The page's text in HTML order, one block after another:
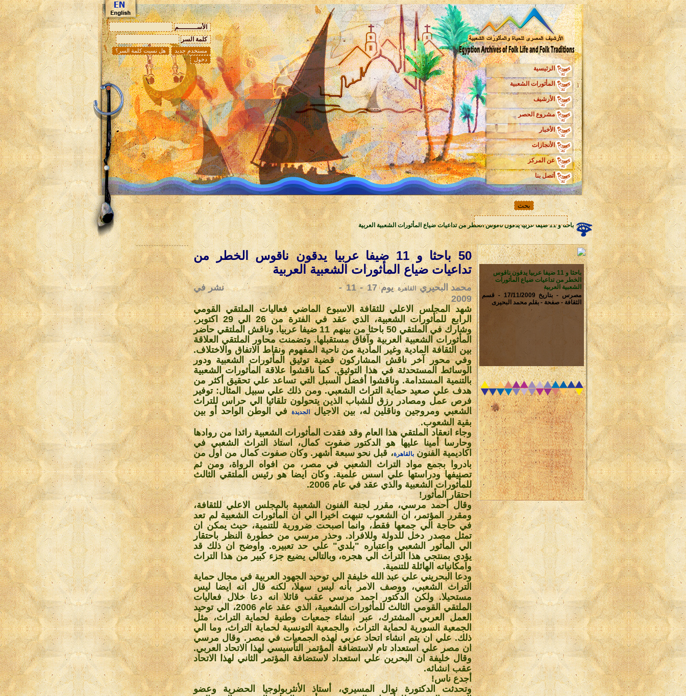
الأســـــــــم
كلمة السر
الرئيسية
المأثورات الشعبية
الأرشيف
مشروع الحصر
الأخبار
الأنجازات
عن المركز
أتصل بنا
باحثا و 11 ضيفا عربيا يدقون ناقوس الخطر من تداعيات ضياع المأثورات الشعبية العربية
باحثا و 11 ضيفا عربيا يدقون ناقوس
الخطر من تداعيات ضياع المأثورات
الشعبية العربية
مصرس - بتاريخ 17/11/2009 - قسم
الثقافة - صفحة - بقلم محمد البحيرى
50 باحثا و 11 ضيفا عربيا يدقون ناقوس الخطر من
تداعيات ضياع المأثورات الشعبية العربية
محمد البحيري نشر في القاهرة
يوم 17 - 11 -
2009
شهد المجلس الاعلي للثقافة الاسبوع الماضي فعاليات الملتقي القومي
الرابع للمأثورات الشعبية، الذي عقد في الفترة من 26 الي 29 اكتوبر.
وشارك في الملتقي 50 باحثا من بينهم 11 ضيفا عربيا. وناقش الملتقي حاضر
المأثورات الشعبية العربية وآفاق مستقبلها. وتضمنت محاور الملتقي العلاقة
بين الثقافة المادية وغير المادية من ناحية المفهوم ونقاط الاتفاق والاختلاف.
وفي محور آخر ناقش المشاركون قضية توثيق المأثورات الشعبية ودور
الوسائط المستحدثة في هذا التوثيق. كما ناقشوا علاقة المأثورات الشعبية
بالتنمية المستدامة. وناقشوا أفضل السبل التي تساعد علي تحقيق أكثر من
هدف علي صعيد حماية التراث الشعبي. ومن ذلك علي سبيل المثال: توفير
فرص عمل ومصادر رزق للشباب الذين يتحولون تلقائيا الي حراس للتراث
الشعبي ومروجين وناقلين له، بين الاجيال الجديدة في الوطن الواحد أو بين
بقية الشعوب.
وجاء انعقاد الملتقي هذا العام وقد فقدت المأثورات الشعبية رائدا من روادها
وحارسا أمينا عليها هو الدكتور صفوت كمال، استاذ التراث الشعبي في
اكاديمية الفنون بالقاهرة، قبل نحو سبعة أشهر. وكان صفوت كمال من اول من
بادروا بجمع مواد التراث الشعبي في مصر، من افواه الرواة، ومن ثم
تصنيفها ودراستها علي اسس علمية. وكان ايضا هو رئيس الملتقي الثالث
للمأثورات الشعبية والذي عقد في عام 2006
.
احتقار المأثور!
وقال أحمد مرسي، مقرر لجنة الفنون الشعبية بالمجلس الاعلي للثقافة،
ومقرر المؤتمر، ان الشعوب تنبهت اخيرا الي ان المأثورات الشعبية لم تعد
في حاجة الي جمعها فقط، وانما اصبحت ضرورية للتنمية، حيث يمكن ان
تمثل مصدر دخل للدولة وللافراد. وحذر مرسي من خطورة النظر باحتقار
الي المأثور الشعبي واعتباره "بلدي" علي حد تعبيره. واوضح ان ذلك قد
يؤدي بمنتجي هذا التراث الي هجره، وبالتالي يضيع جزء كبير من هذا التراث
وامكانياته الهائلة للتنمية.
ودعا البحريني علي عبد الله خليفة الي توحيد الجهود العربية في مجال حماية
التراث الشعبي، ووصف الامر بأنه ليس سهلا، لكنه قال انه ايضا ليس
مستحيلا. ولكن الدكتور احمد مرسي عقب قائلا انه دعا خلال فعاليات
الملتقي القومي الثالث للمأثورات الشعبية، الذي عقد عام 2006، الي توحيد
العمل العربي المشترك، عبر انشاء جمعيات وطنية لحماية التراث، مثل
الجمعية السورية لحماية التراث، والجمعية التونسية لحماية التراث، وما الي
ذلك. علي ان يتم انشاء اتحاد عربي لهذه الجمعيات في مصر. وقال مرسي
ان مصر علي استعداد تام لاستضافة المؤتمر التأسيسي لهذا الاتحاد العربي.
وقال خليفة ان البحرين علي استعداد لاستضافة المؤتمر الثاني لهذا الاتحاد
عقب انشائه.
أجدع ناس!
وتحدثت الدكتورة نوال المسيري، أستاذ الأنثربولوجيا الحضرية وعضو